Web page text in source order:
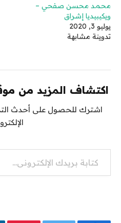
‏محمد محسن صفحي –
ويكيبيديا إشراق
يوليو 3, 2020
تدوينة مشابهة
اكتشاف المزيد من
اشترك للحصول على أحدث
كتابة بريدك الإلكتروني...